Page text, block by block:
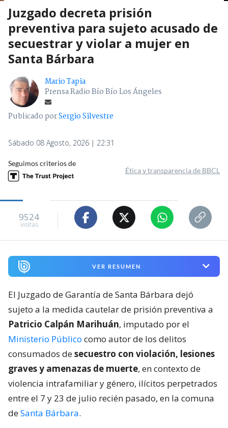
Juzgado decreta prisión
preventiva para sujeto acusado de
secuestrar y violar a mujer en
Santa Bárbara
Mario Tapia
Prensa Radio Bío Bío Los Ángeles
Publicado porSergio Silvestre
Sábado 08 Agosto, 2026 | 22:31
Seguimos criterios de
Ética y transparencia de BBCL
9524
visitas
VER RESUMEN
El Juzgado de Garantía de Santa Bárbara dejó
sujeto a la medida cautelar de prisión preventiva a
Patricio Calpán Marihuán, imputado por el
Ministerio Público como autor de los delitos
consumados desecuestro con violación, lesiones
graves y amenazas de muerte, en contexto de
violencia intrafamiliar y género, ilícitos perpetrados
entre el 7 y 23 de julio recién pasado, en la comuna
deSanta Bárbara.